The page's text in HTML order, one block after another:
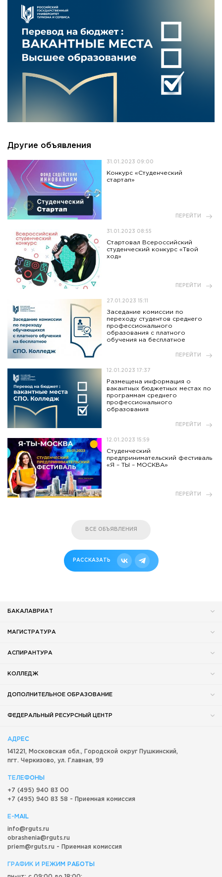
Другие объявления
31.01.2023 09:00
Конкурс «Студенческий
стартап»
ПЕРЕЙТИ
31.01.2023 08:55
Стартовал Всероссийский
студенческий конкурс «Твой
ход»
ПЕРЕЙТИ
27.01.2023 15:11
Заседание комиссии по
переходу студентов среднего
профессионального
образования с платного
обучения на бесплатное
ПЕРЕЙТИ
12.01.2023 17:37
Размещена информация о
вакантных бюджетных местах по
программам среднего
профессионального
образования
ПЕРЕЙТИ
12.01.2023 15:59
Студенческий
предпринимательский фестиваль
«Я – ТЫ – МОСКВА»
ПЕРЕЙТИ
ВСЕ ОБЪЯВЛЕНИЯ
РАССКАЗАТЬ
БАКАЛАВРИАТ
МАГИСТРАТУРА
АСПИРАНТУРА
КОЛЛЕДЖ
ДОПОЛНИТЕЛЬНОЕ ОБРАЗОВАНИЕ
ФЕДЕРАЛЬНЫЙ РЕСУРСНЫЙ ЦЕНТР
АДРЕС
141221, Московская обл., Городской округ Пушкинский,
пгт. Черкизово, ул. Главная, 99
ТЕЛЕФОНЫ
+7 (495) 940 83 00
+7 (495) 940 83 58 - Приемная комиссия
E-MAIL
info@rguts.ru
obrashenia@rguts.ru
priem@rguts.ru - Приемная комиссия
ГРАФИК И РЕЖИМ РАБОТЫ